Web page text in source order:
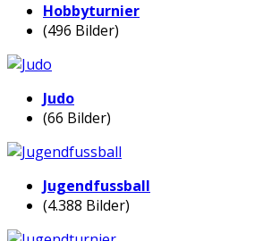
Hobbyturnier
(496 Bilder)
Judo
(66 Bilder)
Jugendfussball
(4.388 Bilder)